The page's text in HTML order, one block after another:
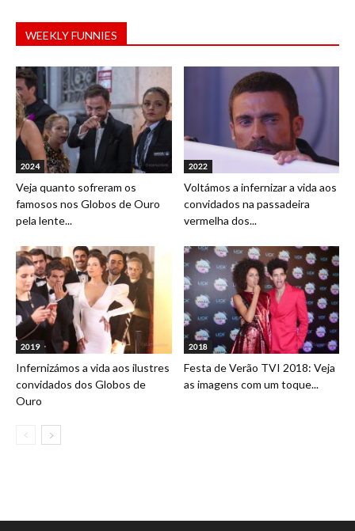
WEEKLY FUNNIES
2024
Veja quanto sofreram os
famosos nos Globos de Ouro
pela lente...
2022
Voltámos a infernizar a vida aos
convidados na passadeira
vermelha dos...
2019
Infernizámos a vida aos ilustres
convidados dos Globos de
Ouro
2018
Festa de Verão TVI 2018: Veja
as imagens com um toque...